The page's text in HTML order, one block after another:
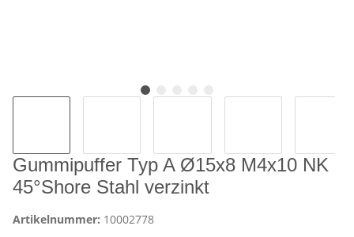
Gummipuffer Typ A Ø15x8 M4x10 NK
45°Shore Stahl verzinkt
Artikelnummer: 10002778